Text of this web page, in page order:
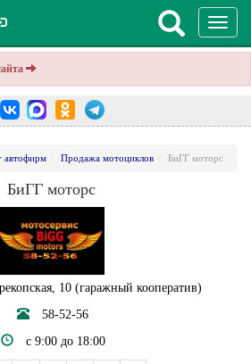
автофирм Продажа мотоциклов БиГГ моторс
БиГГ моторс
10 (гаражный кооператив)
58-52-56
c 9:00 до 18:00